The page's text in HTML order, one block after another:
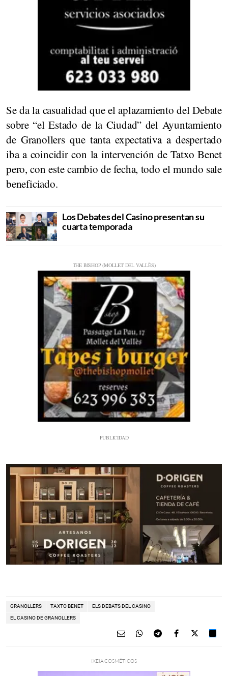
Se da la casualidad que el aplazamiento del Debate
sobre “el Estado de la Ciudad” del Ayuntamiento
de Granollers que tanta expectativa a despertado
iba a coincidir con la intervención de Tatxo Benet
pero, con este cambio de fecha, todo el mundo sale
beneficiado.
Los Debates del Casino presentan su
cuarta temporada
GRANOLLERS TAXTO BENET ELS DEBATS DEL CASINO
EL CASINO DE GRANOLLERS